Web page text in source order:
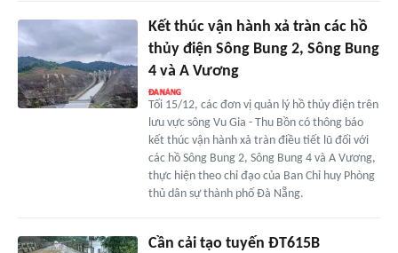
Kết thúc vận hành xả tràn các hồ
thủy điện Sông Bung 2, Sông Bung
4 và A Vương
Tối 15/12, các đơn vị quản lý hồ thủy điện trên
lưu vực sông Vu Gia - Thu Bồn có thông báo
kết thúc vận hành xả tràn điều tiết lũ đối với
các hồ Sông Bung 2, Sông Bung 4 và A Vương,
thực hiện theo chỉ đạo của Ban Chỉ huy Phòng
thủ dân sự thành phố Đà Nẵng.
Cần cải tạo tuyến ĐT615B